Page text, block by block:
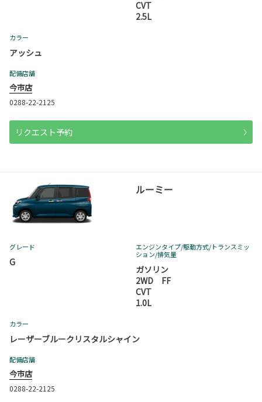
CVT
2.5L
カラー
アッシュ
配備店舗
今市店
0288-22-2125
リクエスト予約
ルーミー
グレード
G
エンジンタイプ/駆動方式/トランスミッ
ション/排気量
ガソリン
2WD FF
CVT
1.0L
カラー
レーザーブルークリスタルシャイン
配備店舗
今市店
0288-22-2125